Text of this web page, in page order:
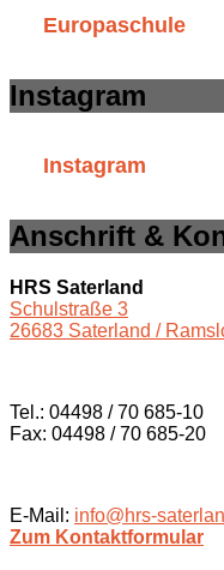
Europaschule
Instagram
Instagram
Anschrift &
HRS Saterland
Schulstraße 3
26683 Saterland /
Tel.: 04498 / 70 685-10
Fax: 04498 / 70 685-20
E-Mail: info@hrs-
Zum Kontaktformular